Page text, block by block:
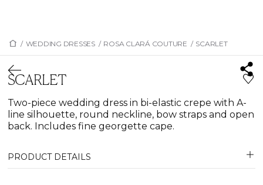
/ WEDDING DRESSES / ROSA CLARÁ COUTURE / SCARLET
SCARLET
Two-piece wedding dress in bi-elastic crepe with A-
line silhouette, round neckline, bow straps and open
back. Includes fine georgette cape.
PRODUCT DETAILS